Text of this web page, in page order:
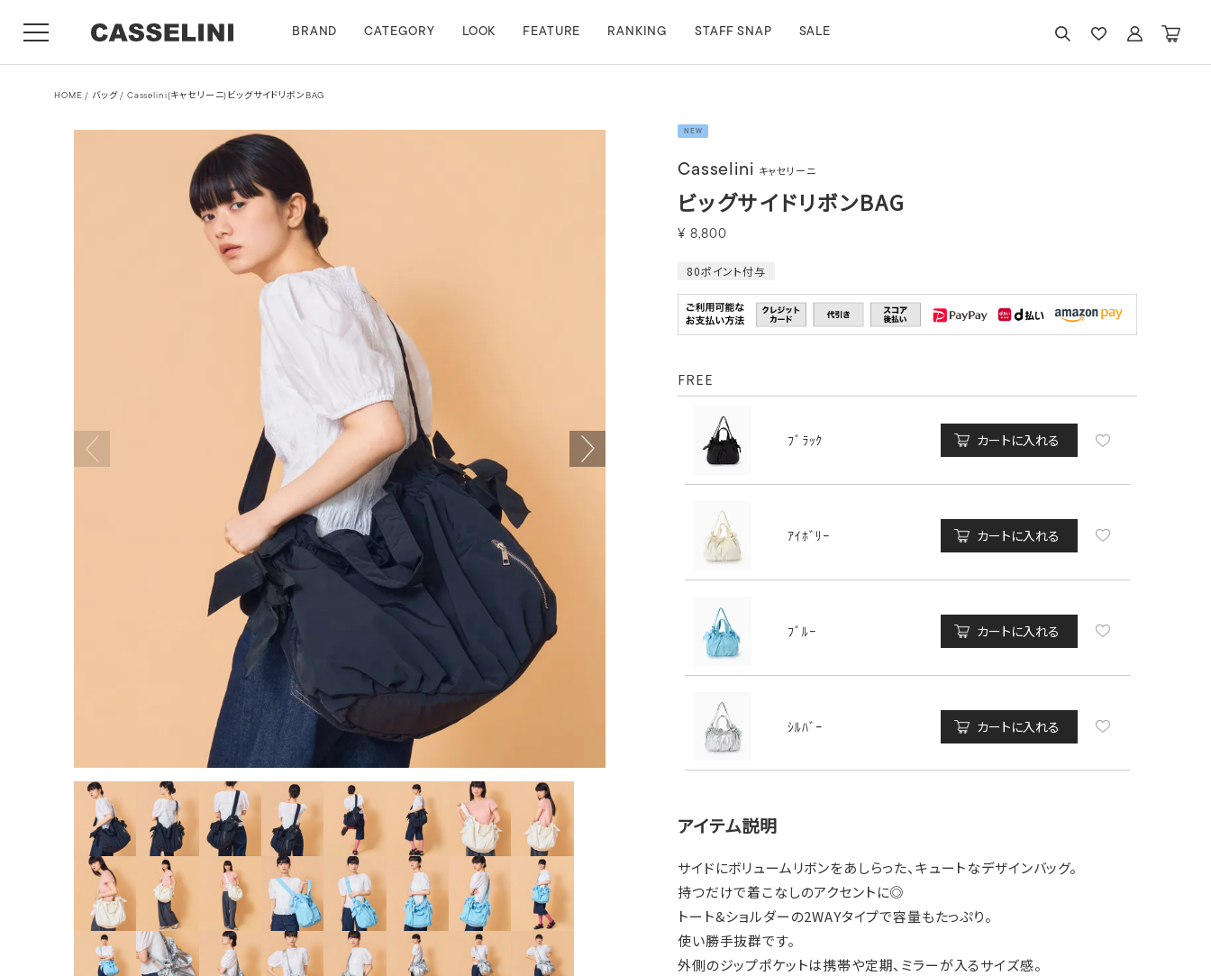
BRAND CATEGORY LOOK FEATURE RANKING STAFF SNAP SALE
HOME バッグ Casselini(キャセリーニ)ビッグサイドリボンBAG
NEW
Casselini キャセリーニ
ビッグサイドリボンBAG
¥ 8,800
80ポイント付与
FREE
ﾌﾞﾗｯｸ カートに入れる
ｱｲﾎﾞﾘｰ カートに入れる
ﾌﾞﾙｰ カートに入れる
ｼﾙﾊﾞｰ カートに入れる
アイテム説明
サイドにボリュームリボンをあしらった、キュートなデザインバッグ。
持つだけで着こなしのアクセントに◎
トート&ショルダーの2WAYタイプで容量もたっぷり。
使い勝手抜群です。
外側のジップポケットは携帯や定期、ミラーが入るサイズ感。